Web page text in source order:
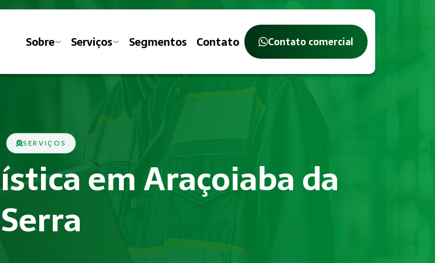
Sobre Serviços Segmentos Contato Contato comercial
SERVIÇOS
em Araçoiaba da
Serra